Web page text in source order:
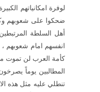
لوفرة امكانياتهم
ضحكوا على شعوبهم
أهل السلطة
انفسهم امام شعوبهم
كأمة العرب لن تموت
المطالبين يوماً
تنطلي عليه مثل هذه